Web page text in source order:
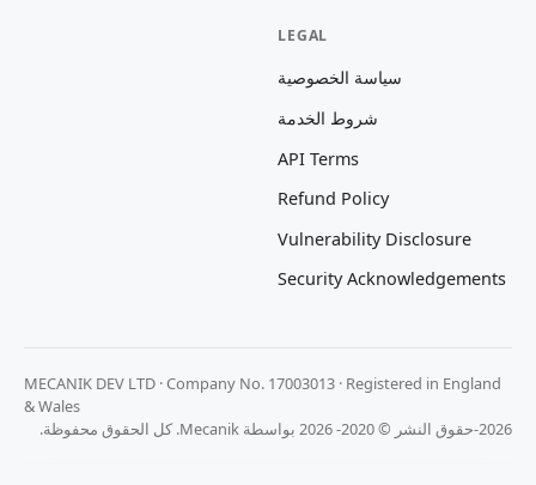
LEGAL
سياسة الخصوصية
شروط الخدمة
API Terms
Refund Policy
Vulnerability Disclosure
Security Acknowledgements
MECANIK DEV LTD · Company No. 17003013 · Registered in England
& Wales
2026-حقوق النشر © 2020- 2026 بواسطة Mecanik. كل الحقوق محفوظة.